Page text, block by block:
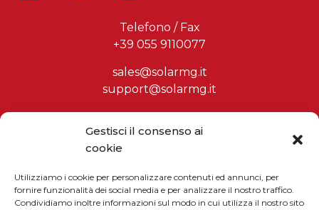
Gestisci il consenso ai
cookie
Utilizziamo i cookie per personalizzare contenuti ed annunci, per
fornire funzionalità dei social media e per analizzare il nostro traffico.
Condividiamo inoltre informazioni sul modo in cui utilizza il nostro sito
Telefono / Fax
+39 055 9110077
sales@solarmg.it
support@solarmg.it
Iscriviti alla newsletter